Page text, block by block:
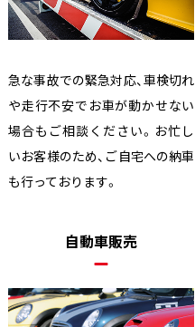
急な事故での緊急対応、車検切れ
や走行不安でお車が動かせない
場合もご相談ください。お忙し
いお客様のため、ご自宅への納車
も行っております。
自動車販売